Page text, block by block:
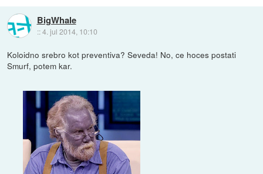
BigWhale
::4. jul 2014, 10:10
Koloidno srebro kot preventiva? Seveda! No, ce hoces postati
Smurf, potem kar.